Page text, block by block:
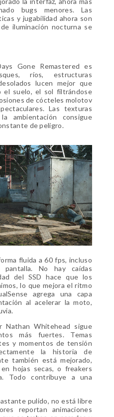
bugs menores. Las
y jugabilidad ahora son
iluminación nocturna se
Gone Remastered es
ríos, estructuras
lucen mejor que
el suelo, el sol filtrándose
de cócteles molotov
Las texturas
ambientación consigue
de peligro.
fluida a 60 fps, incluso
No hay caídas
del SSD hace que los
lo que mejora el ritmo
agrega una capa
al acelerar la moto,
Nathan Whitehead sigue
más fuertes. Temas
y momentos de tensión
la historia de
también está mejorado,
hojas secas, o freakers
Todo contribuye a una
pulido, no está libre
reportan animaciones